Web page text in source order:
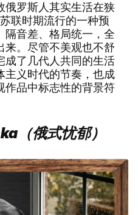
罗斯人其实生活在狭
联时期流行的一种预
隔音差、格局统一，全
来。尽管不美观也不舒
成了几代人共同的生活
主义时代的节奏，也成
作品中标志性的背景符
俄式忧郁）